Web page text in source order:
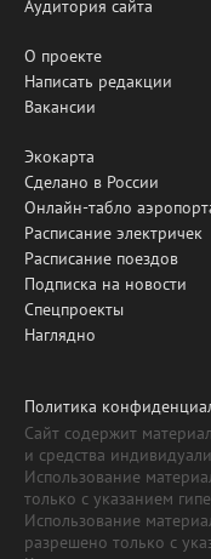
Аудитория сайта
О проекте
Написать редакции
Вакансии
Экокарта
Сделано в России
Онлайн-табло
Расписание электричек
Расписание поездов
Подписка на новости
Спецпроекты
Наглядно
Политика
Сайт содержит
и средства
Использование
только с указанием
Использование
разрешено только с